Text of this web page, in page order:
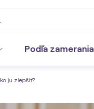
Podľa zamerania
ju zlepšiť?